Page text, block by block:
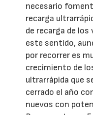
necesario
recarga
de recarga de
este sentido,
por recorrer es
crecimiento de
ultrarrápida que
cerrado el año
nuevos con